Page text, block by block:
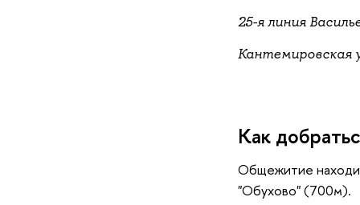
25-я линия
Кантемировская
Как
Общежитие
"Обухово" (700м).